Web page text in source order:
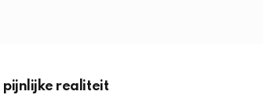
pijnlijke realiteit